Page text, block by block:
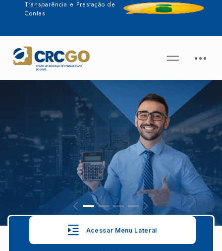
Transparência e Prestação de
Contas
Acessar Menu Lateral